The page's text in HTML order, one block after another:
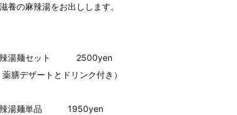
養の麻辣湯をお出しします。
辣湯麺セット 2500yen
膳デザートとドリンク付き）
辣湯麺単品 1950yen